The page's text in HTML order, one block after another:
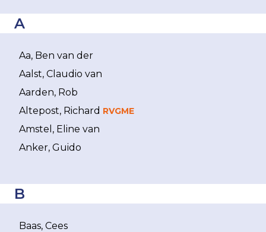
A
Aa, Ben van der
Aalst, Claudio van
Aarden, Rob
Altepost, Richard RVGME
Amstel, Eline van
Anker, Guido
B
Baas, Cees